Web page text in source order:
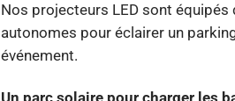
Nos projecteurs LED sont
autonomes pour éclairer un
événement.
Un parc solaire pour charger les